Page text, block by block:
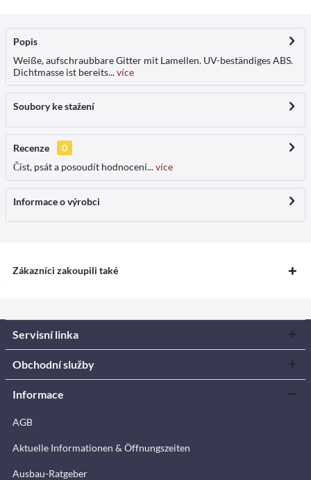
Popis
Weiße, aufschraubbare Gitter mit Lamellen. UV-beständiges ABS.
Dichtmasse ist bereits...více
Soubory ke stažení
Recenze
0
Číst, psát a posoudít hodnocení...více
Informace o výrobci
Zákazníci zakoupili také
Servisní linka
Obchodní služby
Informace
AGB
Aktuelle Informationen & Öffnungszeiten
Ausbau-Ratgeber